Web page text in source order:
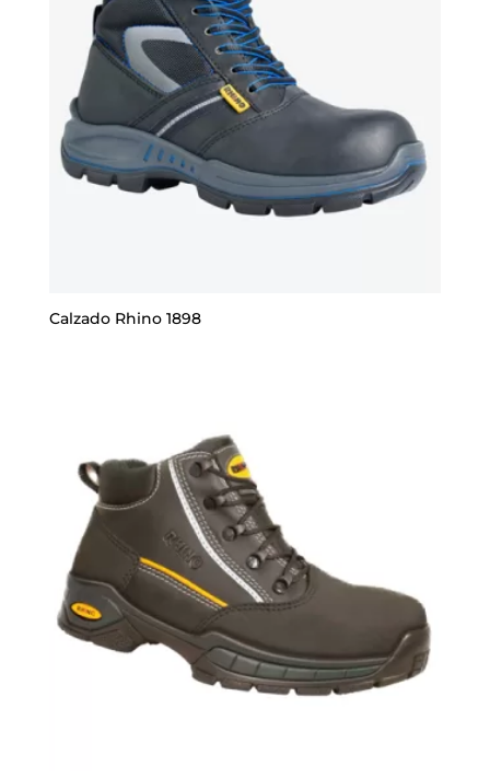
Calzado Rhino 1898